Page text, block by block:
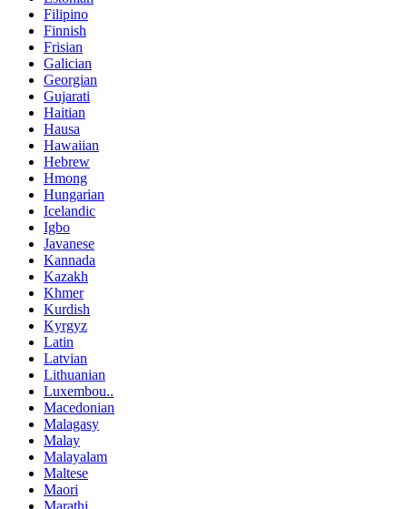
Filipino
Finnish
Frisian
Galician
Georgian
Gujarati
Haitian
Hausa
Hawaiian
Hebrew
Hmong
Hungarian
Icelandic
Igbo
Javanese
Kannada
Kazakh
Khmer
Kurdish
Kyrgyz
Latin
Latvian
Lithuanian
Luxembou..
Macedonian
Malagasy
Malay
Malayalam
Maltese
Maori
Marathi